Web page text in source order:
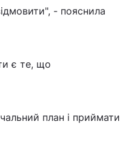
- пояснила
є те, що
план і приймати